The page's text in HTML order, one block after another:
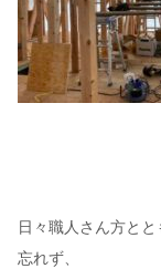
日々職人さん方と
忘れず、